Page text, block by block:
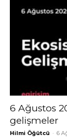
6 Ağustos
gelişmeler
Hilmi Öğütcü - 6